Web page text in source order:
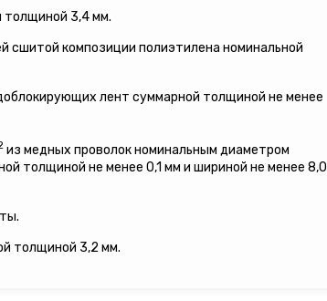
толщиной 3,4 мм.
сшитой композиции полиэтилена номинальной
лент суммарной толщиной не менее
из медных проволок номинальным диаметром
толщиной не менее 0,1 мм и шириной не менее 8,0
толщиной 3,2 мм.